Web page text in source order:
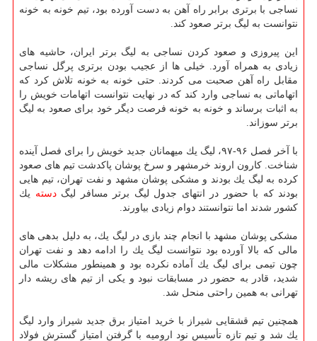
نساجی با برتری برابر راه آهن به دست آورده بود، تیم خونه به خونه
نتوانست به لیگ برتر صعود كند.
این پیروزی و صعود كردن نساجی به لیگ برتر ایران، حاشیه های
زیادی به همراه آورد. خیلی ها از عجیب بودن برتری پرگل نساجی
مقابل راه آهن صحبت می كردند. حتی خونه به خونه تلاش كرد كه
اتهاماتی به نساجی وارد كند كه در نهایت نتوانست اتهامات خویش را
به اثبات برساند و خونه به خونه فرصت دیگر خود برای صعود به لیگ
برتر سوزاند.
با آخر فصل ۹۶-۹۷، لیگ یك میهمانان جدید خویش را برای فصل آینده
شناخت. كارون اروند خرمشهر و سرخ پوشان پاكدشت تیم های صعود
كرده به لیگ یك بودند و مشكی پوشان مشهد و نفت تهران، تیم هایی
بودند كه با حضور در انتهای جدول لیگ برتر مسافر لیگدسته یك
كشور شدند اما نتوانستند دوام زیادی بیاورند.
مشكی پوشان مشهد با انجام چند بازی در لیگ یك، به دلیل بدهی های
مالی كه بالا آورده بود نتوانست لیگ یك را ادامه دهد و نفت تهران
چون تیمی برای لیگ یك آماده نكرده بود و همینطور مشكلات مالی
شدید، قادر به حضور در مسابقات نبود و یكی از تیم های ریشه دار
تهرانی به همین راحتی منحل شد.
همچنین تیم قشقایی شیراز با خرید امتیاز برق جدید شیراز وارد لیگ
یك شد و تیم تازه تأسیس نود ارومیه با گرفتن امتیاز گسترش فولاد